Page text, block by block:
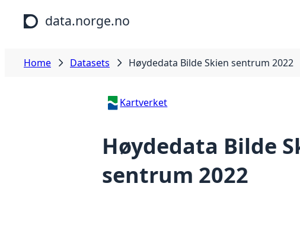
Skip to main content
data.norge.no
Home Datasets Høydedata Bilde Skien sentrum 2022
Kartverket
Høydedata Bilde
sentrum 2022